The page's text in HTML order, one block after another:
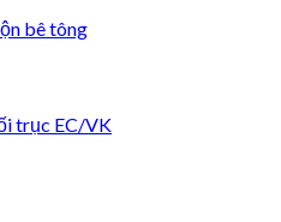
bê tông
trục EC/VK